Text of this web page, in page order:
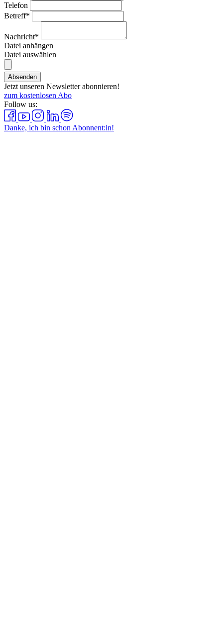
Telefon
Betreff*
Nachricht*
Datei anhängen
Datei auswählen
Absenden
Jetzt unseren Newsletter abonnieren!
zum kostenlosen Abo
Follow us:
Danke, ich bin schon Abonnent:in!